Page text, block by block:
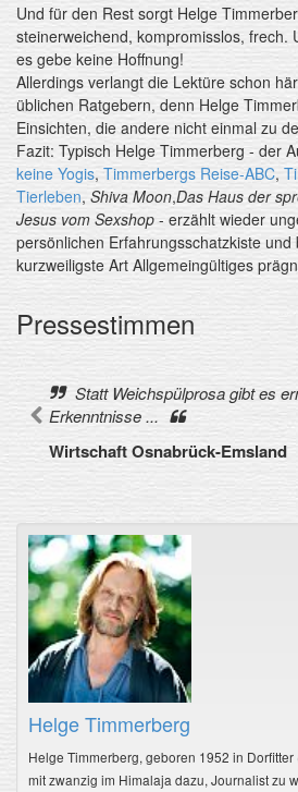
Und für den Rest sorgt Helge
steinerweichend, kompromisslos, frech.
es gebe keine Hoffnung!
Allerdings verlangt die Lektüre schon
üblichen Ratgebern, denn Helge
Einsichten, die andere nicht einmal zu
Fazit: Typisch Helge Timmerberg - der
keine Yogis, Timmerbergs Reise-ABC,
Tierleben, Shiva Moon,Das Haus der
Jesus vom Sexshop - erzählt wieder
persönlichen Erfahrungsschatzkiste
kurzweiligste Art Allgemeingültiges
Pressestimmen
Statt Weichspülprosa gibt es
Erkenntnisse ...
Wirtschaft Osnabrück-Emsland
Helge Timmerberg
Helge Timmerberg, geboren 1952 in
mit zwanzig im Himalaja dazu, Journalist zu